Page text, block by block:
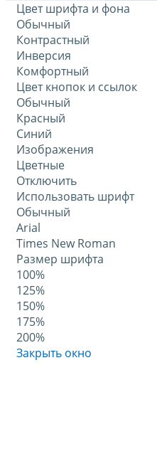
Цвет шрифта и фона
Обычный
Контрастный
Инверсия
Комфортный
Цвет кнопок и ссылок
Обычный
Красный
Синий
Изображения
Цветные
Отключить
Использовать шрифт
Обычный
Arial
Times New Roman
Размер шрифта
100%
125%
150%
175%
200%
Закрыть окно